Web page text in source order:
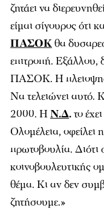
ζητάει να
είμαι σίγουρος ότι
ΠΑΣΟΚθα
επιτροπή. Εξάλλου,
ΠΑΣΟΚ. Η
Να τελειώνει αυτό.
2000. ΗΝ.Δ.το
Ολομέλεια, οφείλει
πρωτοβουλία.
κοινοβουλευτικής
θέμα. Κι αν δεν
ζητήσουμε.»